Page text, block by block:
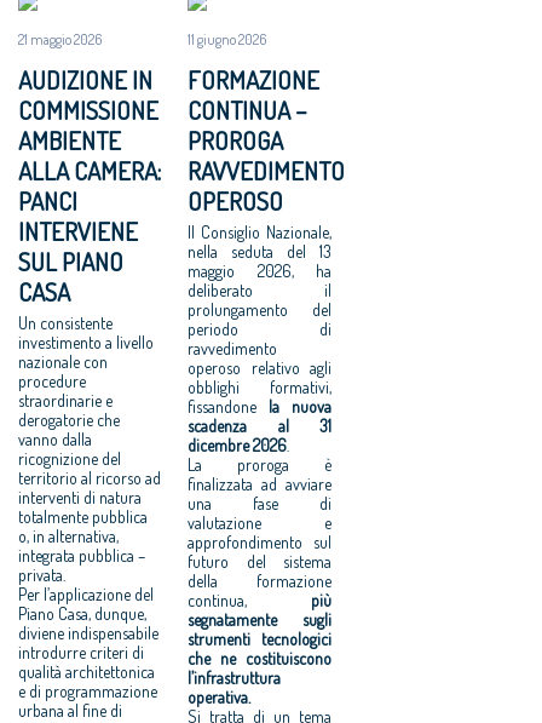
21 maggio 2026
AUDIZIONE IN
COMMISSIONE
AMBIENTE
ALLA CAMERA:
PANCI
INTERVIENE
SUL PIANO
CASA
Un consistente
investimento a livello
nazionale con
procedure
straordinarie e
derogatorie che
vanno dalla
ricognizione del
territorio al ricorso ad
interventi di natura
totalmente pubblica
o, in alternativa,
integrata pubblica –
privata.
Per l’applicazione del
Piano Casa, dunque,
diviene indispensabile
introdurre criteri di
qualità architettonica
e di programmazione
urbana al fine di
11 giugno 2026
FORMAZIONE
CONTINUA –
PROROGA
RAVVEDIMENTO
OPEROSO
Il Consiglio Nazionale,
nella seduta del 13
maggio 2026, ha
deliberato il
prolungamento del
periodo di
ravvedimento
operoso relativo agli
obblighi formativi,
fissandone la nuova
scadenza al 31
dicembre 2026.
La proroga è
finalizzata ad avviare
una fase di
valutazione e
approfondimento sul
futuro del sistema
della formazione
continua, più
segnatamente sugli
strumenti tecnologici
che ne costituiscono
l’infrastruttura
operativa.
Si tratta di un tema